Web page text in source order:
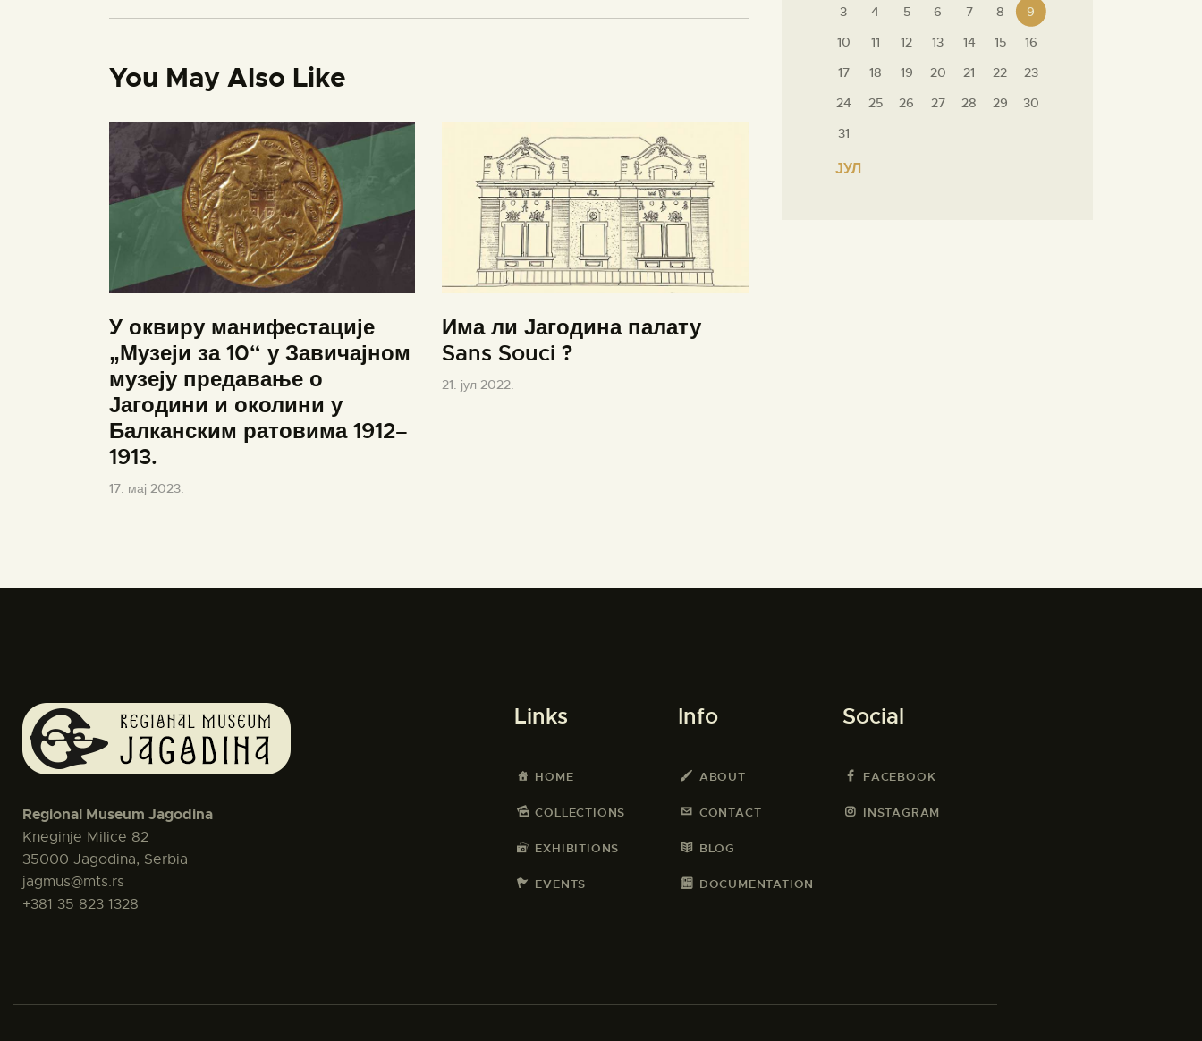
You May Also Like
У оквиру манифестације
„Музеји за 10“ у Завичајном
музеју предавање о
Јагодини и околини у
Балканским ратовима 1912–
1913.
17. мај 2023.
Има ли Јагодина палату
Sans Souci ?
21. јул 2022.
3
4 5 6 7 8
9
10
11 12 13 14 15
16
17
18 19 20 21 22
23
24
25 26 27 28 29
30
31
« ЈУЛ
Regional Museum Jagodina
Kneginje Milice 82
35000 Jagodina, Serbia
jagmus@mts.rs
+381 35 823 1328
Links
HOME
COLLECTIONS
EXHIBITIONS
EVENTS
Info
ABOUT
CONTACT
BLOG
DOCUMENTATION
Social
FACEBOOK
INSTAGRAM